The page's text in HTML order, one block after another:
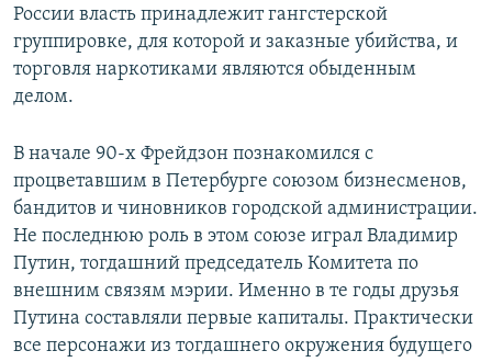
России власть принадлежит гангстерской
группировке, для которой и заказные убийства, и
торговля наркотиками являются обыденным
делом.
В начале 90-х Фрейдзон познакомился с
процветавшим в Петербурге союзом бизнесменов,
бандитов и чиновников городской администрации.
Не последнюю роль в этом союзе играл Владимир
Путин, тогдашний председатель Комитета по
внешним связям мэрии. Именно в те годы друзья
Путина составляли первые капиталы. Практически
все персонажи из тогдашнего окружения будущего